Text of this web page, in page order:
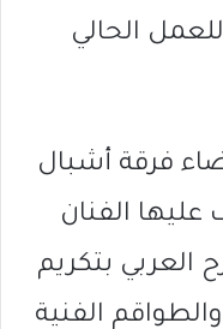
الحالي
فرقة أشبال
الفنان
العربي بتكريم
الفنية